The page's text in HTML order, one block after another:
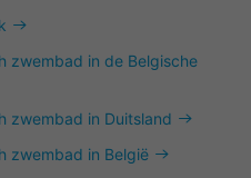
zwembad in de Belgische
zwembad in Duitsland
zwembad in België